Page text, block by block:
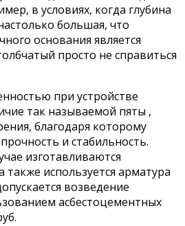
в условиях, когда глубина
большая, что
основания является
просто не справиться
при устройстве
так называемой пяты ,
благодаря которому
и стабильность.
изготавливаются
используется арматура
возведение
асбестоцементных